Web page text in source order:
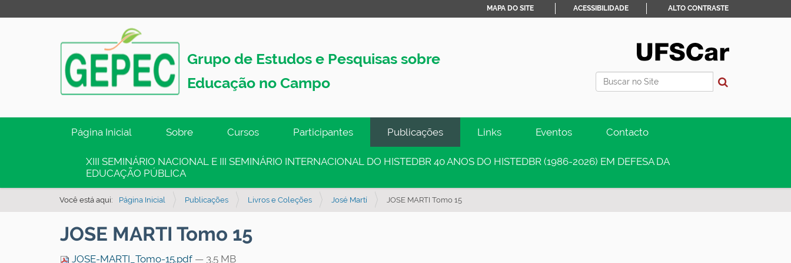
Grupo de Estudos e Pesquisas sobre
Educação no Campo
Busca
MAPA DO SITE ACESSIBILIDADE ALTO CONTRASTE
g
Página Inicial Sobre Cursos Participantes Publicações Links Eventos Contacto
XIII SEMINÁRIO NACIONAL E III SEMINÁRIO INTERNACIONAL DO HISTEDBR 40 ANOS DO HISTEDBR (1986-2026) EM DEFESA DA
EDUCAÇÃO PÚBLICA
Você está aqui: Página Inicial Publicações Livros e Coleções José Martí JOSE MARTI Tomo 15
JOSE MARTI Tomo 15
JOSE-MARTI_Tomo-15.pdf — 3.5 MB